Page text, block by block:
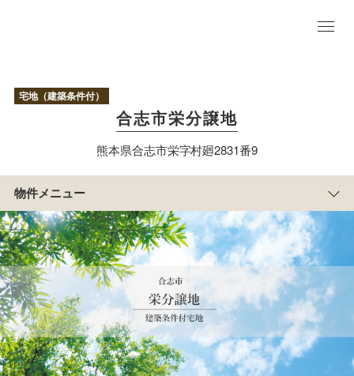
宅地（建築条件付）
合志市栄分譲地
熊本県合志市栄字村廻2831番9
物件メニュー
P
真
区
画
情
報
アクセス/周辺
マップ
物
件
概
要
すまい
づくり